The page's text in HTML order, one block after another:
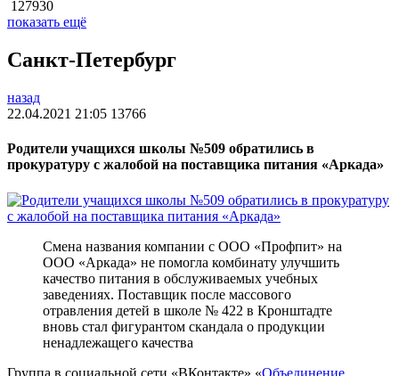
127930
показать ещё
Санкт-Петербург
назад
22.04.2021 21:05 13766
Родители учащихся школы №509 обратились в
прокуратуру с жалобой на поставщика питания «Аркада»
Смена названия компании с ООО «Профпит» на
ООО «Аркада» не помогла комбинату улучшить
качество питания в обслуживаемых учебных
заведениях. Поставщик после массового
отравления детей в школе № 422 в Кронштадте
вновь стал фигурантом скандала о продукции
ненадлежащего качества
Группа в социальной сети «ВКонтакте» «Объединение